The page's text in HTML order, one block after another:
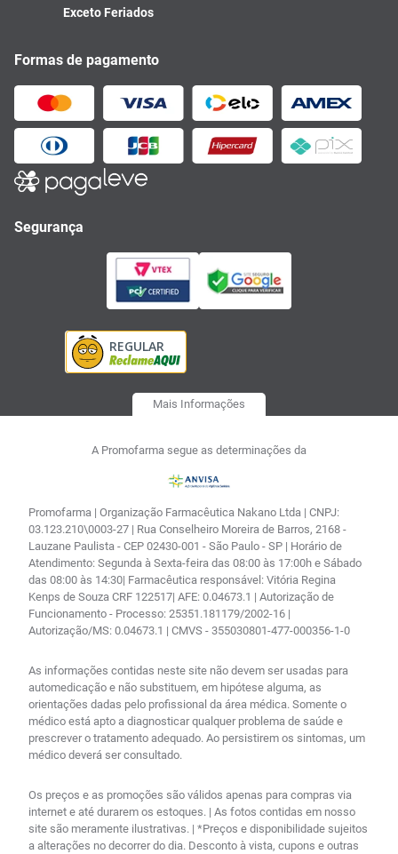
Exceto Feriados
Formas de pagamento
Segurança
Mais Informações
A Promofarma segue as determinações da
Promofarma | Organização Farmacêutica Nakano Ltda | CNPJ:
03.123.210\0003-27 | Rua Conselheiro Moreira de Barros, 2168 -
Lauzane Paulista - CEP 02430-001 - São Paulo - SP | Horário de
Atendimento: Segunda à Sexta-feira das 08:00 às 17:00h e Sábado
das 08:00 às 14:30| Farmacêutica responsável: Vitória Regina
Kenps de Souza CRF 122517| AFE: 0.04673.1 | Autorização de
Funcionamento - Processo: 25351.181179/2002-16 |
Autorização/MS: 0.04673.1 | CMVS - 355030801-477-000356-1-0
As informações contidas neste site não devem ser usadas para
automedicação e não substituem, em hipótese alguma, as
orientações dadas pelo profissional da área médica. Somente o
médico está apto a diagnosticar qualquer problema de saúde e
prescrever o tratamento adequado. Ao persistirem os sintomas, um
médico deverá ser consultado.
Os preços e as promoções são válidos apenas para compras via
internet e até durarem os estoques. | As fotos contidas em nosso
site são meramente ilustrativas. | *Preços e disponibilidade sujeitos
a alterações no decorrer do dia. Desconto à vista, cupons e outras